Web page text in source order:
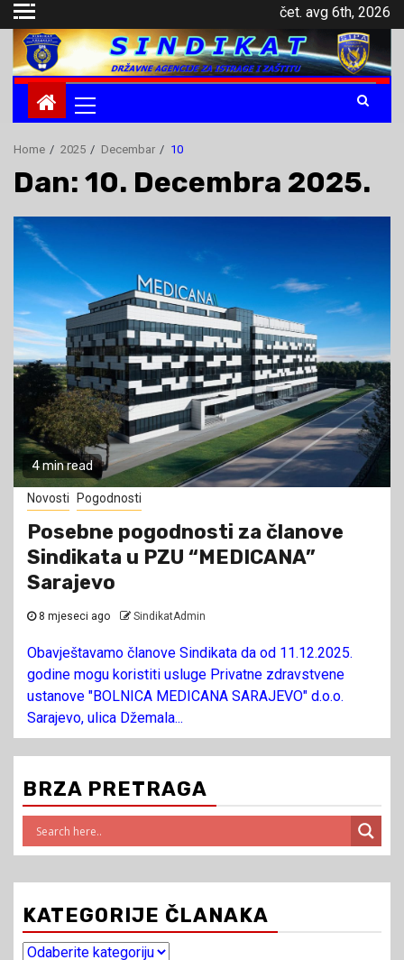
Skip
to
content
čet. avg 6th, 2026
.
Menu
Home 2025 Decembar 10
Dan: 10. Decembra 2025.
4 min read
Novosti Pogodnosti
Posebne pogodnosti za članove
Sindikata u PZU “MEDICANA”
Sarajevo
8 mjeseci ago SindikatAdmin
Obavještavamo članove Sindikata da od 11.12.2025.
godine mogu koristiti usluge Privatne zdravstvene
ustanove "BOLNICA MEDICANA SARAJEVO" d.o.o.
Sarajevo, ulica Džemala...
BRZA PRETRAGA
KATEGORIJE ČLANAKA
Kategorije